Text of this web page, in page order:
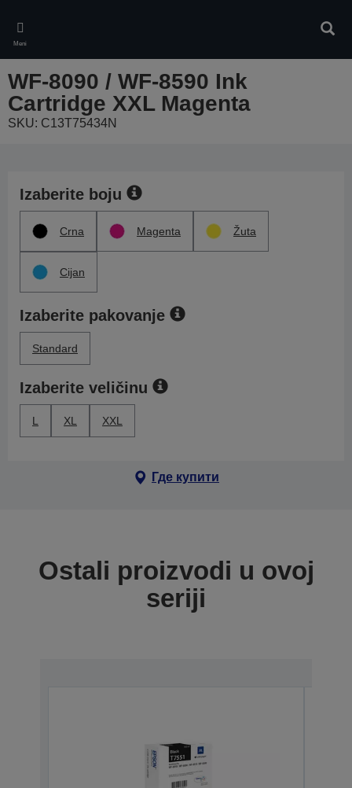
main
content
Meni
WF-8090 / WF-8590 Ink
Cartridge XXL Magenta
SKU: C13T75434N
Izaberite boju
Crna Magenta Žuta
Cijan
Izaberite pakovanje
Standard
Izaberite veličinu
L XL XXL
Где купити
Ostali proizvodi u ovoj
seriji